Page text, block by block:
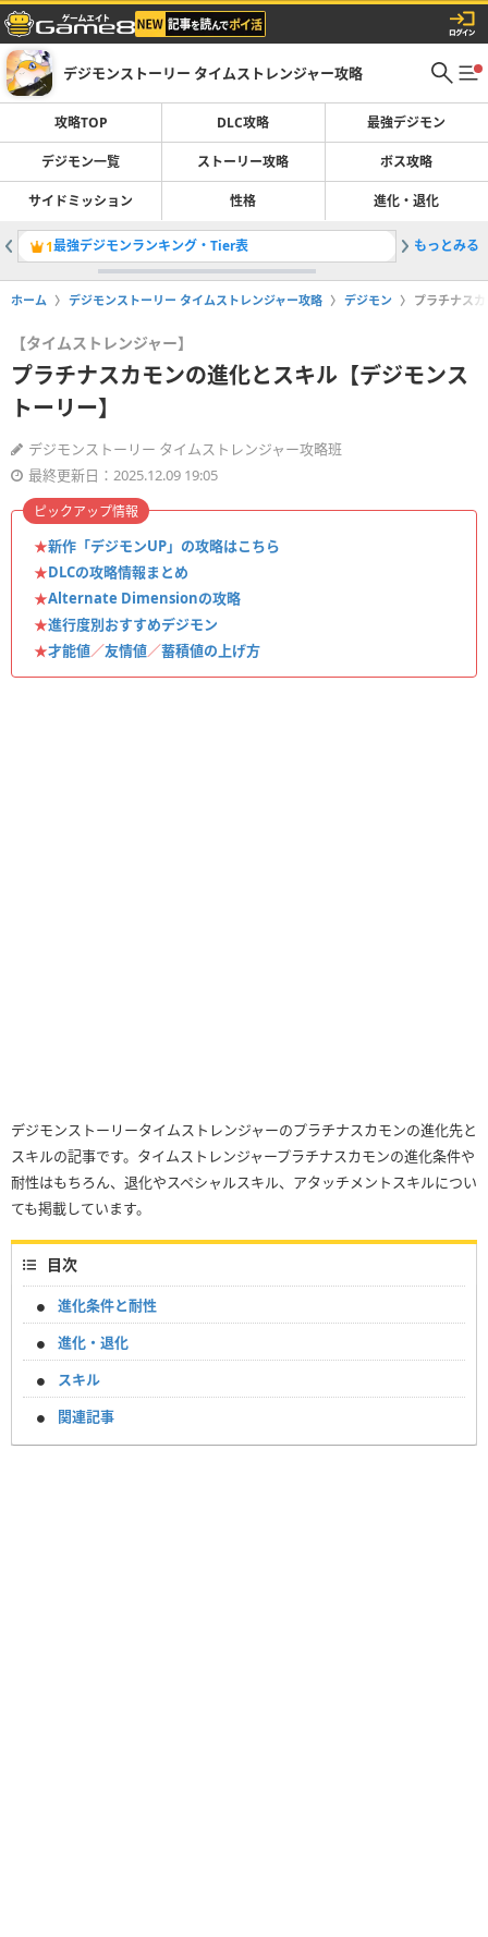
デジモンストーリー タイムストレンジャー攻略
攻略TOP DLC攻略 最強デジモン
デジモン一覧 ストーリー攻略 ボス攻略
サイドミッション 性格 進化・退化
1最強デジモンランキング・Tier表 2登場デ
もっとみる
ホーム デジモンストーリー タイムストレンジャー攻略 デジモン プラチナス
【タイムストレンジャー】
プラチナスカモンの進化とスキル【デジモンス
トーリー】
デジモンストーリー タイムストレンジャー攻略班
最終更新日：2025.12.09 19:05
★新作「デジモンUP」の攻略はこちら
★DLCの攻略情報まとめ
★Alternate Dimensionの攻略
★進行度別おすすめデジモン
★才能値／友情値／蓄積値の上げ方
ピックアップ情報
デジモンストーリータイムストレンジャーのプラチナスカモンの進化先と
スキルの記事です。タイムストレンジャープラチナスカモンの進化条件や
耐性はもちろん、退化やスペシャルスキル、アタッチメントスキルについ
ても掲載しています。
目次
進化条件と耐性
進化・退化
スキル
関連記事